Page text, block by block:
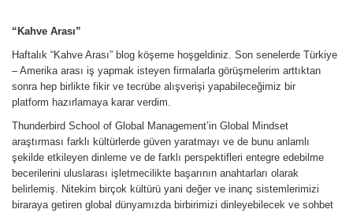
“Kahve Arası”
Haftalık “Kahve Arası” blog köşeme hoşgeldiniz. Son senelerde Türkiye
– Amerika arası iş yapmak isteyen firmalarla görüşmelerim arttıktan
sonra hep birlikte fikir ve tecrübe alışverişi yapabileceğimiz bir
platform hazırlamaya karar verdim.
Thunderbird School of Global Management’in Global Mindset
araştırması farklı kültürlerde güven yaratmayı ve de bunu anlamlı
şekilde etkileyen dinleme ve de farklı perspektifleri entegre edebilme
becerilerini uluslarası işletmecilikte başarının anahtarları olarak
belirlemiş. Nitekim birçok kültürü yani değer ve inanç sistemlerimizi
biraraya getiren global dünyamızda birbirimizi dinleyebilecek ve sohbet